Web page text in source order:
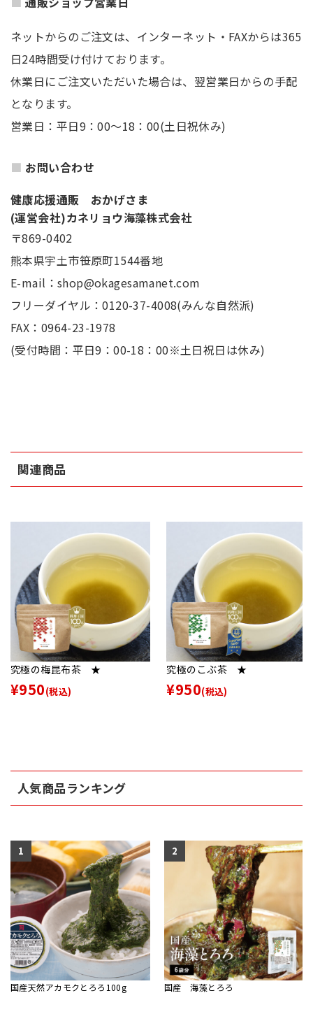
ネットからのご注文は、インターネット・FAXからは365
日24時間受け付けております。
休業日にご注文いただいた場合は、翌営業日からの手配
となります。
営業日：平日9：00～18：00(土日祝休み)
お問い合わせ
健康応援通販 おかげさま
(運営会社)カネリョウ海藻株式会社
〒869-0402
熊本県宇土市笹原町1544番地
E-mail：shop@okagesamanet.com
フリーダイヤル：0120-37-4008(みんな自然派)
FAX：0964-23-1978
(受付時間：平日9：00-18：00※土日祝日は休み)
関連商品
究極の梅昆布茶 ★
¥950(税込)
究極のこぶ茶 ★
¥950(税込)
人気商品ランキング
1
国産天然アカモクとろろ100g
2
国産 海藻とろろ